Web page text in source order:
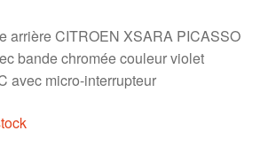
arrière CITROEN XSARA PICASSO
bande chromée couleur violet
avec micro-interrupteur